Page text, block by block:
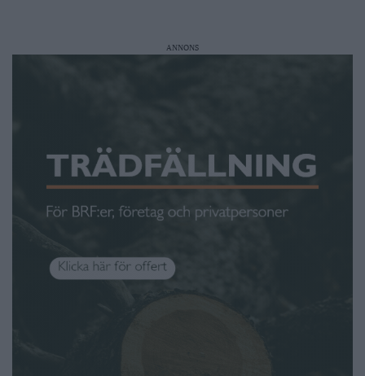
ANNONS